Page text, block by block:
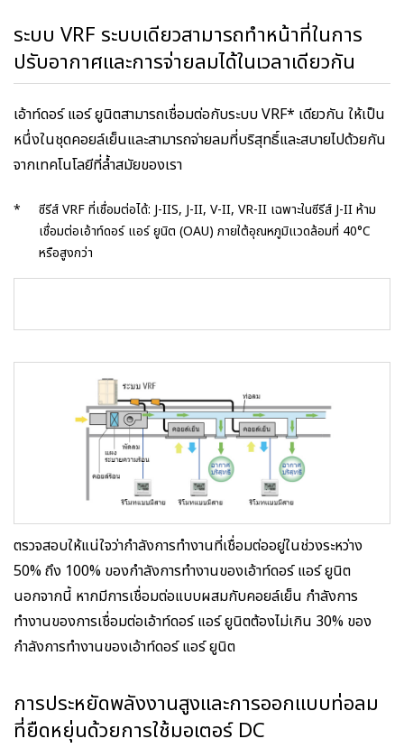
ระบบ VRF ระบบเดียวสามารถทำหน้าที่ในการ
ปรับอากาศและการจ่ายลมได้ในเวลาเดียวกัน
เอ้าท์ดอร์ แอร์ ยูนิตสามารถเชื่อมต่อกับระบบ VRF* เดียวกัน ให้เป็น
หนึ่งในชุดคอยล์เย็นและสามารถจ่ายลมที่บริสุทธิ์และสบายไปด้วยกัน
จากเทคโนโลยีที่ล้ำสมัยของเรา
*
ซีรีส์ VRF ที่เชื่อมต่อได้: J-IIS, J-II, V-II, VR-II เฉพาะในซีรีส์ J-II ห้าม
เชื่อมต่อเอ้าท์ดอร์ แอร์ ยูนิต (OAU) ภายใต้อุณหภูมิแวดล้อมที่ 40°C
หรือสูงกว่า
ตรวจสอบให้แน่ใจว่ากำลังการทำงานที่เชื่อมต่ออยู่ในช่วงระหว่าง
50% ถึง 100% ของกำลังการทำงานของเอ้าท์ดอร์ แอร์ ยูนิต
นอกจากนี้ หากมีการเชื่อมต่อแบบผสมกับคอยล์เย็น กำลังการ
ทำงานของการเชื่อมต่อเอ้าท์ดอร์ แอร์ ยูนิตต้องไม่เกิน 30% ของ
กำลังการทำงานของเอ้าท์ดอร์ แอร์ ยูนิต
การประหยัดพลังงานสูงและการออกแบบท่อลม
ที่ยืดหยุ่นด้วยการใช้มอเตอร์ DC